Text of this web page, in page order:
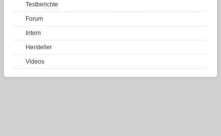
Testberichte
Forum
Intern
Hersteller
Videos